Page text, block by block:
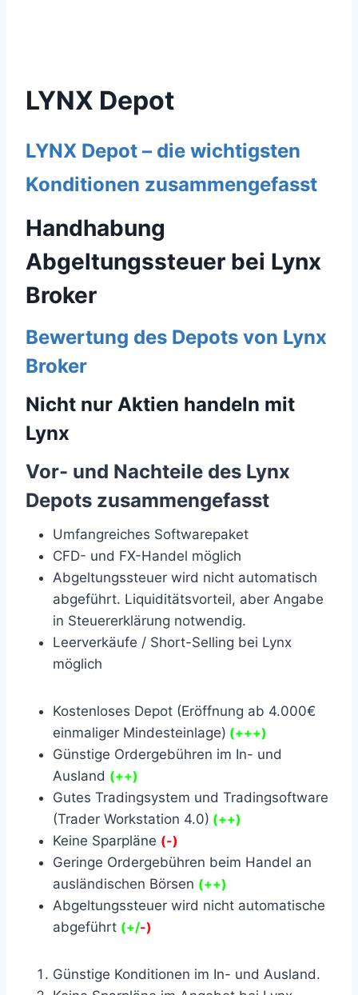
LYNX Depot
LYNX Depot – die wichtigsten
Konditionen zusammengefasst
Handhabung
Abgeltungssteuer bei Lynx
Broker
Bewertung des Depots von Lynx
Broker
Nicht nur Aktien handeln mit
Lynx
Vor- und Nachteile des Lynx
Depots zusammengefasst
Umfangreiches Softwarepaket
CFD- und FX-Handel möglich
Abgeltungssteuer wird nicht automatisch
abgeführt. Liquiditätsvorteil, aber Angabe
in Steuererklärung notwendig.
Leerverkäufe / Short-Selling bei Lynx
möglich
Kostenloses Depot (Eröffnung ab 4.000€
einmaliger Mindesteinlage) (+++)
Günstige Ordergebühren im In- und
Ausland (++)
Gutes Tradingsystem und Tradingsoftware
(Trader Workstation 4.0) (++)
Keine Sparpläne (-)
Geringe Ordergebühren beim Handel an
ausländischen Börsen (++)
Abgeltungssteuer wird nicht automatische
abgeführt (+/-)
Günstige Konditionen im In- und Ausland.